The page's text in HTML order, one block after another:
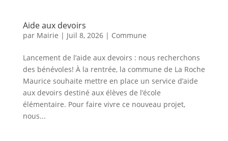
Aide aux devoirs
par Mairie | Juil 8, 2026| Commune
Lancement de l’aide aux devoirs : nous recherchons
des bénévoles! À la rentrée, la commune de La Roche
Maurice souhaite mettre en place un service d’aide
aux devoirs destiné aux élèves de l’école
élémentaire. Pour faire vivre ce nouveau projet,
nous...